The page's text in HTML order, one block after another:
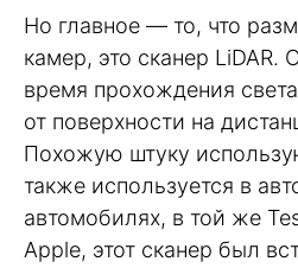
Но главное — то, что
камер, это сканер LiDAR.
время прохождения
от поверхности на
Похожую штуку
также используется в
автомобилях, в той же
Apple, этот сканер был